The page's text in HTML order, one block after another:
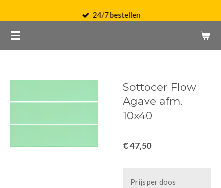
naar
de
24/7 bestellen
Sottocer Flow
Agave afm.
10x40
€ 47,50
Prijs per doos